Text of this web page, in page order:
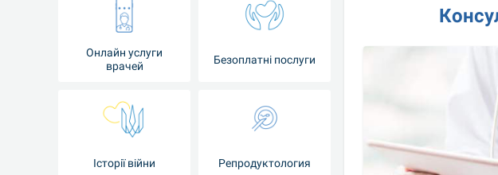
Онлайн услуги
врачей
Безоплатні послуги
Iсторії війни Репродуктология